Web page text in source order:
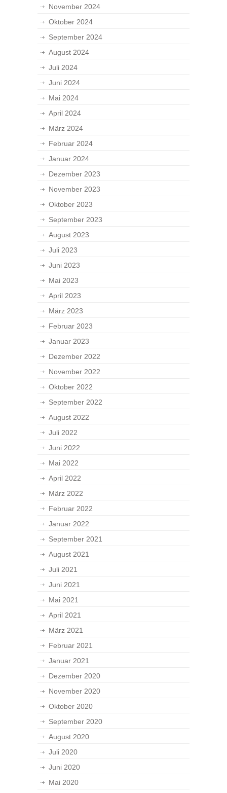
November 2024
Oktober 2024
September 2024
August 2024
Juli 2024
Juni 2024
Mai 2024
April 2024
März 2024
Februar 2024
Januar 2024
Dezember 2023
November 2023
Oktober 2023
September 2023
August 2023
Juli 2023
Juni 2023
Mai 2023
April 2023
März 2023
Februar 2023
Januar 2023
Dezember 2022
November 2022
Oktober 2022
September 2022
August 2022
Juli 2022
Juni 2022
Mai 2022
April 2022
März 2022
Februar 2022
Januar 2022
September 2021
August 2021
Juli 2021
Juni 2021
Mai 2021
April 2021
März 2021
Februar 2021
Januar 2021
Dezember 2020
November 2020
Oktober 2020
September 2020
August 2020
Juli 2020
Juni 2020
Mai 2020